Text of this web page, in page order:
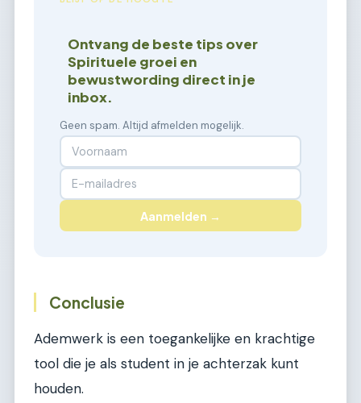
Ontvang de beste tips over
Spirituele groei en
bewustwording direct in je
inbox.
Geen spam. Altijd afmelden mogelijk.
Aanmelden →
Conclusie
Ademwerk is een toegankelijke en krachtige
tool die je als student in je achterzak kunt
houden.